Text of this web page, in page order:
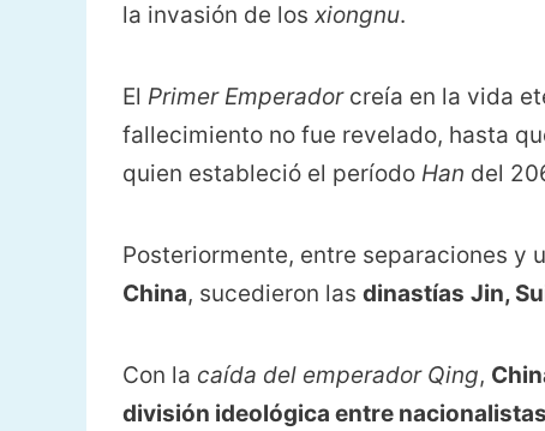
la invasión de los xiongnu.
El Primer Emperadorcreía en la vida
fallecimiento no fue revelado, hasta
quien estableció el período Han del
Posteriormente, entre separaciones y
China, sucedieron las dinastías Jin,
Con la caída del emperador Qing,
división ideológica entre